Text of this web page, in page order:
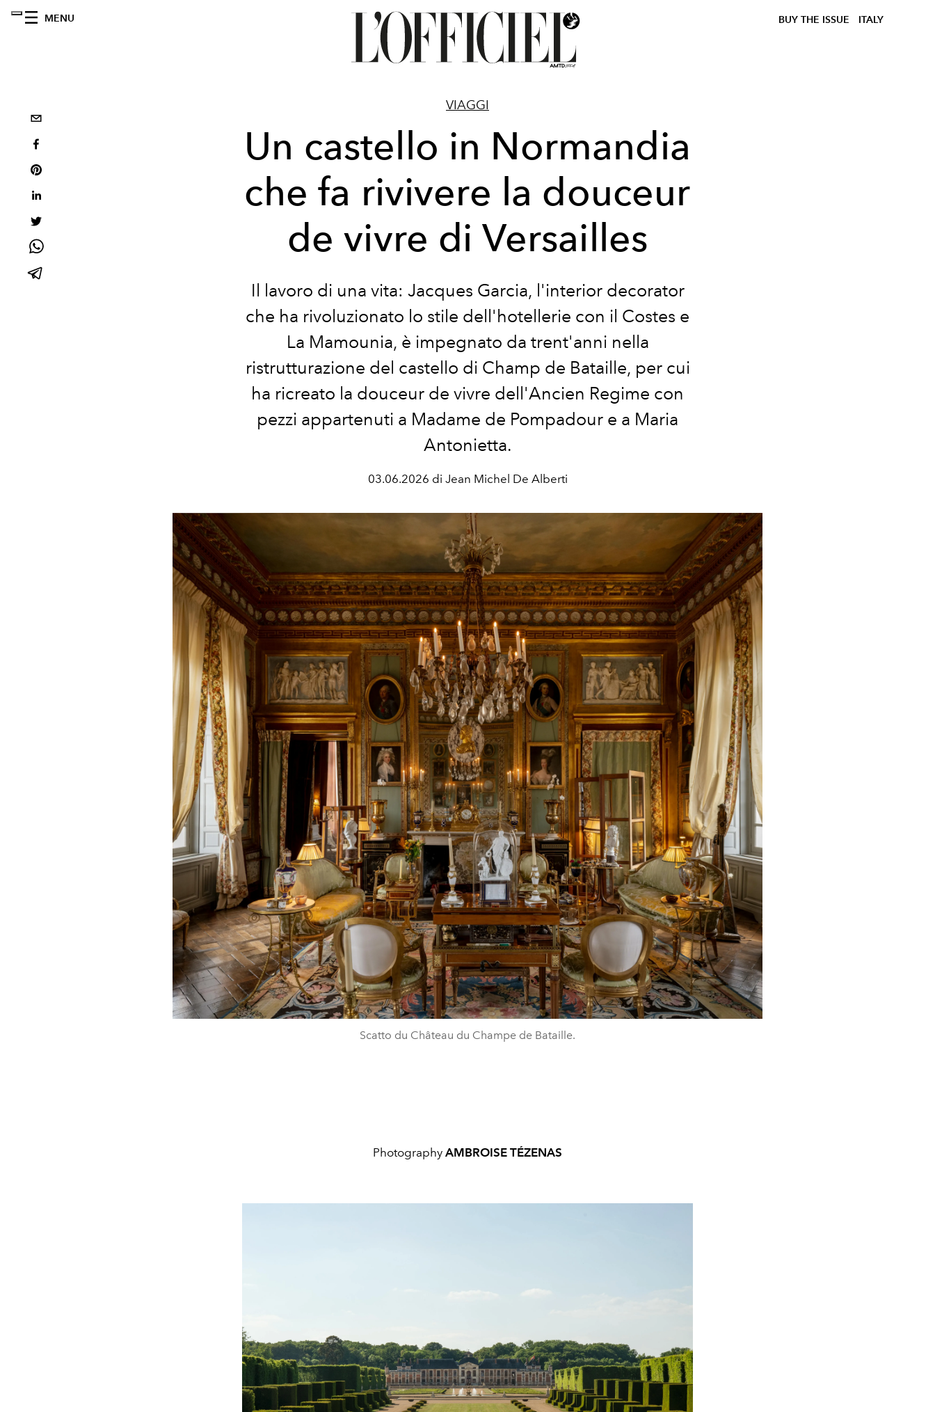
MENU BUY THE ISSUE ITALY
VIAGGI
Un castello in Normandia
che fa rivivere la douceur
de vivre di Versailles
Il lavoro di una vita: Jacques Garcia, l'interior decorator
che ha rivoluzionato lo stile dell'hotellerie con il Costes e
La Mamounia, è impegnato da trent'anni nella
ristrutturazione del castello di Champ de Bataille, per cui
ha ricreato la douceur de vivre dell'Ancien Regime con
pezzi appartenuti a Madame de Pompadour e a Maria
Antonietta.
03.06.2026 di Jean Michel De Alberti
Scatto du Château du Champe de Bataille.
Photography AMBROISE TÉZENAS